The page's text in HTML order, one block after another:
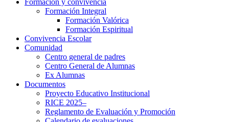
Formación y convivencia
Formación Integral
Formación Valórica
Formación Espiritual
Convivencia Escolar
Comunidad
Centro general de padres
Centro General de Alumnas
Ex Alumnas
Documentos
Proyecto Educativo Institucional
RICE 2025–
Reglamento de Evaluación y Promoción